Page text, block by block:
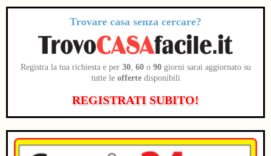
Trovare casa senza cercare?
Registra la tua richiesta e per 30, 60o 90giorni sarai aggiornato su
tutte le offertedisponibili
REGISTRATI SUBITO!